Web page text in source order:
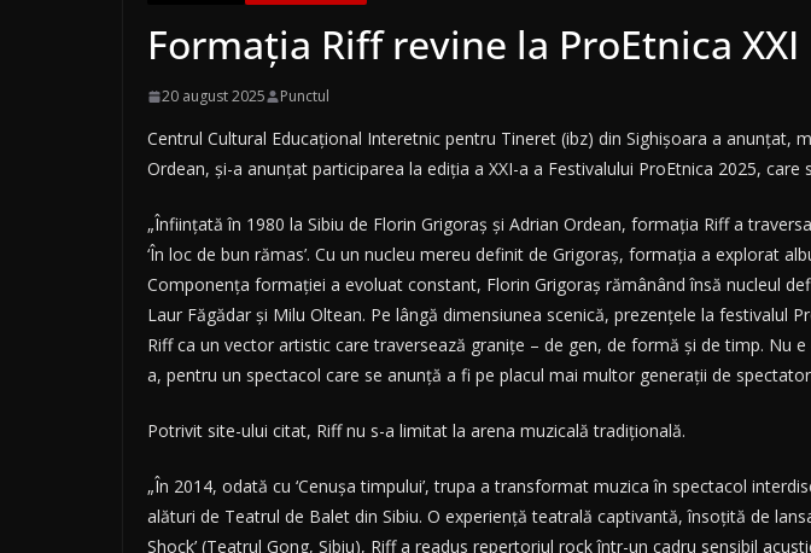
Formaţia Riff revine la ProEtnica XXI
20 august 2025 Punctul
Centrul Cultural Educaţional Interetnic pentru Tineret (ibz) din Sighişoara a
Ordean, şi-a anunţat participarea la ediţia a XXI-a a Festivalului ProEtnica 2025,
„Înfiinţată în 1980 la Sibiu de Florin Grigoraş şi Adrian Ordean, formaţia Riff a
‘În loc de bun rămas’. Cu un nucleu mereu definit de Grigoraş, formaţia a explorat
Componenţa formaţiei a evoluat constant, Florin Grigoraş rămânând însă nucleul
Laur Făgădar şi Milu Oltean. Pe lângă dimensiunea scenică, prezenţele la festivalul
Riff ca un vector artistic care traversează graniţe – de gen, de formă şi de timp. Nu
a, pentru un spectacol care se anunţă a fi pe placul mai multor generaţii de
Potrivit site-ului citat, Riff nu s-a limitat la arena muzicală tradiţională.
„În 2014, odată cu ‘Cenuşa timpului’, trupa a transformat muzica în spectacol
alături de Teatrul de Balet din Sibiu. O experienţă teatrală captivantă, însoţită de
Shock’ (Teatrul Gong, Sibiu), Riff a readus repertoriul rock într-un cadru sensibil